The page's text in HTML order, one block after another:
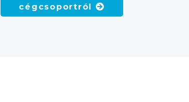
cégcsoportról